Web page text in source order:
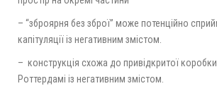
– “зброярня без зброї” може потенційно
капітуляції із негативним змістом.
– конструкція схожа до привідкритої
Роттердамі із негативним змістом.